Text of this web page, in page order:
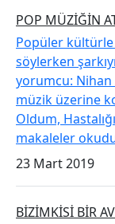
POP MÜZİĞİN
Popüler
söylerken
yorumcu: Nihan
müzik üzerine
Oldum,
makaleler
23 Mart 2019
BİZİMKİSİ BİR